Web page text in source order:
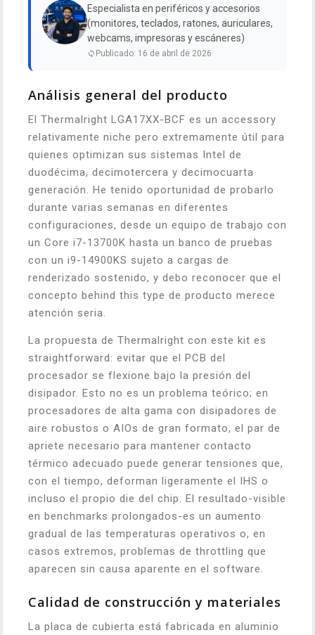
Especialista en periféricos y accesorios
(monitores, teclados, ratones, auriculares,
webcams, impresoras y escáneres)
Publicado: 16 de abril de 2026
Análisis general del producto
El Thermalright LGA17XX-BCF es un accessory
relativamente niche pero extremamente útil para
quienes optimizan sus sistemas Intel de
duodécima, decimotercera y decimocuarta
generación. He tenido oportunidad de probarlo
durante varias semanas en diferentes
configuraciones, desde un equipo de trabajo con
un Core i7-13700K hasta un banco de pruebas
con un i9-14900KS sujeto a cargas de
renderizado sostenido, y debo reconocer que el
concepto behind this type de producto merece
atención seria.
La propuesta de Thermalright con este kit es
straightforward: evitar que el PCB del
procesador se flexione bajo la presión del
disipador. Esto no es un problema teórico; en
procesadores de alta gama con disipadores de
aire robustos o AIOs de gran formato, el par de
apriete necesario para mantener contacto
térmico adecuado puede generar tensiones que,
con el tiempo, deforman ligeramente el IHS o
incluso el propio die del chip. El resultado-visible
en benchmarks prolongados-es un aumento
gradual de las temperaturas operativos o, en
casos extremos, problemas de throttling que
aparecen sin causa aparente en el software.
Calidad de construcción y materiales
La placa de cubierta está fabricada en aluminio